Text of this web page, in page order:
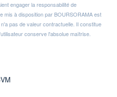
engager la responsabilité de
mis à disposition par BOURSORAMA est
pas de valeur contractuelle. Il constitue
conserve l'absolue maîtrise.